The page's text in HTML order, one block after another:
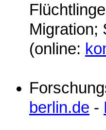
Migration;
(online:
berlin.de -